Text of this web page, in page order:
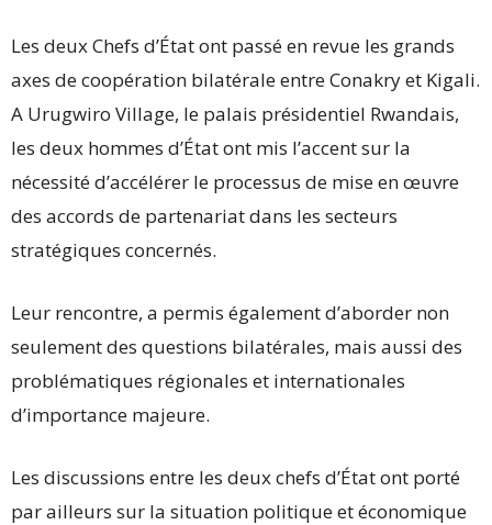
Les deux Chefs d’État ont passé en revue les grands
axes de coopération bilatérale entre Conakry et Kigali.
A Urugwiro Village, le palais présidentiel Rwandais,
les deux hommes d’État ont mis l’accent sur la
nécessité d’accélérer le processus de mise en œuvre
des accords de partenariat dans les secteurs
stratégiques concernés.
Leur rencontre, a permis également d’aborder non
seulement des questions bilatérales, mais aussi des
problématiques régionales et internationales
d’importance majeure.
Les discussions entre les deux chefs d’État ont porté
par ailleurs sur la situation politique et économique